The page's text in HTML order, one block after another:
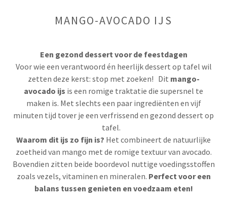
MANGO-AVOCADO IJS
Een gezond dessert voor de feestdagen
Voor wie een verantwoord én heerlijk dessert op tafel wil
zetten deze kerst: stop met zoeken! Dit mango-
avocado ijs is een romige traktatie die supersnel te
maken is. Met slechts een paar ingrediënten en vijf
minuten tijd tover je een verfrissend en gezond dessert op
tafel.
Waarom dit ijs zo fijn is? Het combineert de natuurlijke
zoetheid van mango met de romige textuur van avocado.
Bovendien zitten beide boordevol nuttige voedingsstoffen
zoals vezels, vitaminen en mineralen. Perfect voor een
balans tussen genieten en voedzaam eten!